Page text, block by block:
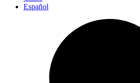
Español